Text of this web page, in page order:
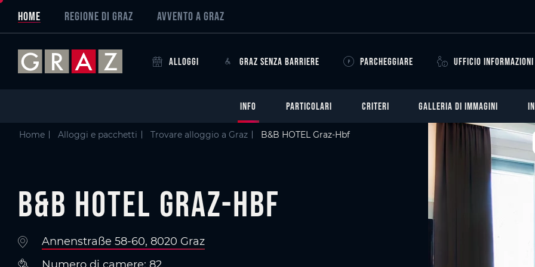
Skip to main content
Skip to table of contents
Skip to main navigation
Overview of All Content
B&B HOTEL Graz-Hbf
Particolari
Criteri
Galleria di immagini
HOME REGIONE DI GRAZ AVVENTO A GRAZ
ALLOGGI GRAZ SENZA BARRIERE PARCHEGGIARE UFFICIO INFORMAZIONI
INFO PARTICOLARI CRITERI GALLERIA DI IMMAGINI
Home Alloggi e pacchetti Trovare alloggio a Graz B&B HOTEL Graz-Hbf
B&B HOTEL Graz-Hbf
Annenstraße 58-60, 8020 Graz